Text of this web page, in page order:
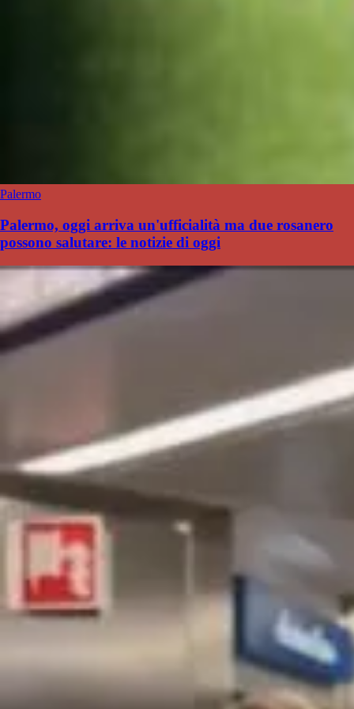
Palermo
Palermo, oggi arriva un'ufficialità ma due rosanero
possono salutare: le notizie di oggi